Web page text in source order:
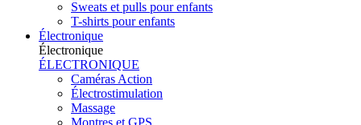
Sweats et pulls pour enfants
T-shirts pour enfants
Électronique
Électronique
ÉLECTRONIQUE
Caméras Action
Électrostimulation
Massage
Montres et GPS